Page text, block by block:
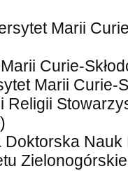
Marii
Curie-
Marii Curie-
Religii
Doktorska